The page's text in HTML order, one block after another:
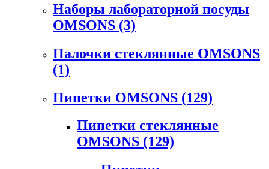
Наборы лабораторной посуды
OMSONS (3)
Палочки стеклянные OMSONS
(1)
Пипетки OMSONS (129)
Пипетки стеклянные
OMSONS (129)